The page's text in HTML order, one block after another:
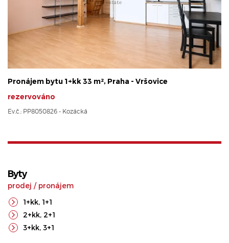
Pronájem bytu 1+kk 33 m², Praha - Vršovice
rezervováno
Ev.č.: PP8050826 - Kozácká
Byty
prodej / pronájem
1+kk, 1+1
2+kk, 2+1
3+kk, 3+1